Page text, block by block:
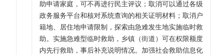
助申请家庭，可不再进行民主评议；取消可以通过各级
政务服务平台和核对系统查询的相关证明材料；取消户
籍地、居住地申请限制，探索由急难发生地实施临时救
助。实施急难型临时救助，乡镇（街道）可在权限额度
内先行救助，事后补充说明情况。加强社会救助信息化